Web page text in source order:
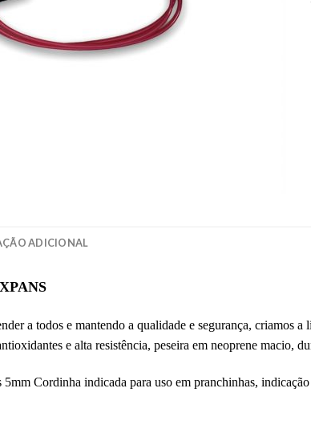
ADICIONAL
a todos e mantendo a qualidade e segurança,
e alta resistência, peseira em neoprene macio,
5mm Cordinha indicada para uso em pranchinhas,